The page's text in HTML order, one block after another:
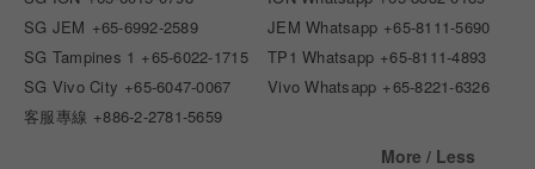
SG JEM +65-6992-2589 JEM Whatsapp +65-8111-5690
SG Tampines 1 +65-6022-1715 TP1 Whatsapp +65-8111-4893
SG Vivo City +65-6047-0067 Vivo Whatsapp +65-8221-6326
客服專線 +886-2-2781-5659
More / Less